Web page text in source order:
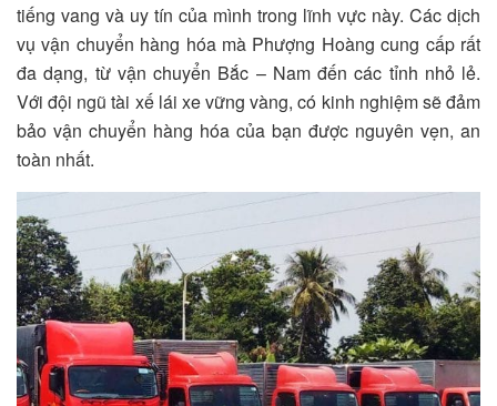
tiếng vang và uy tín của mình trong lĩnh vực này. Các dịch
vụ vận chuyển hàng hóa mà Phượng Hoàng cung cấp rất
đa dạng, từ vận chuyển Bắc – Nam đến các tỉnh nhỏ lẻ.
Với đội ngũ tài xế lái xe vững vàng, có kinh nghiệm sẽ đảm
bảo vận chuyển hàng hóa của bạn được nguyên vẹn, an
toàn nhất.